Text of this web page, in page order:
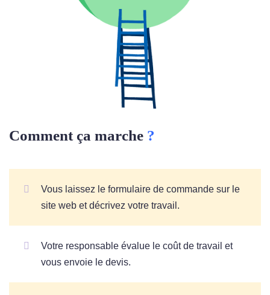
Comment ça marche ?
Vous laissez le formulaire de commande sur le
site web et décrivez votre travail.
Votre responsable évalue le coût de travail et
vous envoie le devis.